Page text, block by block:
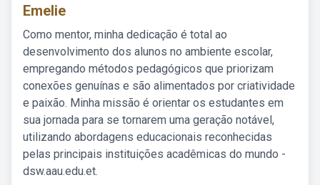
Emelie
Como mentor, minha dedicação é total ao
desenvolvimento dos alunos no ambiente escolar,
empregando métodos pedagógicos que priorizam
conexões genuínas e são alimentados por criatividade
e paixão. Minha missão é orientar os estudantes em
sua jornada para se tornarem uma geração notável,
utilizando abordagens educacionais reconhecidas
pelas principais instituições acadêmicas do mundo -
dsw.aau.edu.et.